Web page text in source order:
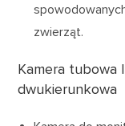
zwierząt.
Kamera tubowa
dwukierunkowa